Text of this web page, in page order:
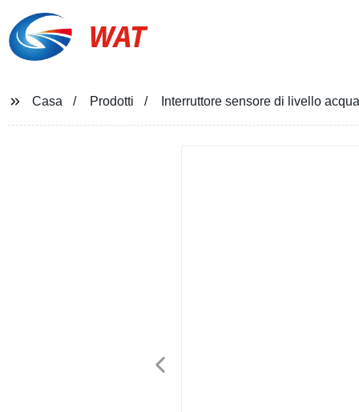
WAT
Casa Prodotti Interruttore sensore di livello